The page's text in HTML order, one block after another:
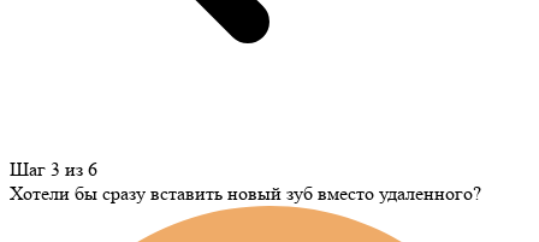
Шаг 3 из 6
Хотели бы сразу вставить новый зуб вместо удаленного?